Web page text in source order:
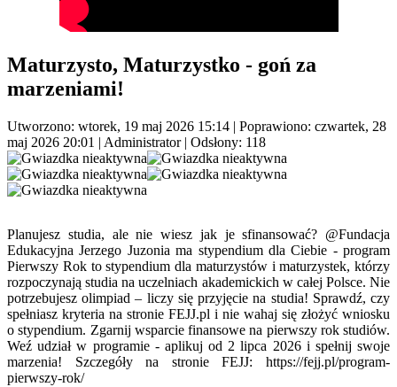
Maturzysto, Maturzystko - goń za
marzeniami!
Utworzono: wtorek, 19 maj 2026 15:14 | Poprawiono: czwartek, 28
maj 2026 20:01 | Administrator| Odsłony: 118
Planujesz studia, ale nie wiesz jak je sfinansować? @Fundacja
Edukacyjna Jerzego Juzonia ma stypendium dla Ciebie - program
Pierwszy Rok to stypendium dla maturzystów i maturzystek, którzy
rozpoczynają studia na uczelniach akademickich w całej Polsce. Nie
potrzebujesz olimpiad – liczy się przyjęcie na studia! Sprawdź, czy
spełniasz kryteria na stronie FEJJ.pl i nie wahaj się złożyć wniosku
o stypendium. Zgarnij wsparcie finansowe na pierwszy rok studiów.
Weź udział w programie - aplikuj od 2 lipca 2026 i spełnij swoje
marzenia! Szczegóły na stronie FEJJ: https://fejj.pl/program-
pierwszy-rok/